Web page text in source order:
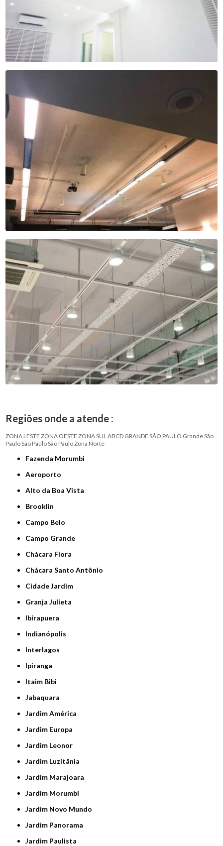
Regiões onde a atende :
ZONA LESTE ZONA OESTE ZONA SULABCD GRANDE SÃO PAULO Grande São
PauloSão PauloSão PauloZona Norte
Fazenda Morumbi
Aeroporto
Alto da Boa Vista
Brooklin
Campo Belo
Campo Grande
Chácara Flora
Chácara Santo Antônio
Cidade Jardim
Granja Julieta
Ibirapuera
Indianópolis
Interlagos
Ipiranga
Itaim Bibi
Jabaquara
Jardim América
Jardim Europa
Jardim Leonor
Jardim Luzitânia
Jardim Marajoara
Jardim Morumbi
Jardim Novo Mundo
Jardim Panorama
Jardim Paulista